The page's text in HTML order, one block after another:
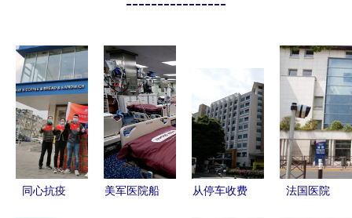
同心抗疫
美军医院船
从停车收费
法国医院